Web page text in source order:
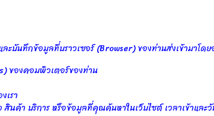
ละบันทึกข้อมูลที่บราวเซอร์ (Browser) ของท่านส่งเข้ามาโด
ของคอมพิวเตอร์ของท่าน
เรา
นค้า บริการ หรือข้อมูลที่คุณค้นหาในเว็บไซต์ เวลาเข้าและ